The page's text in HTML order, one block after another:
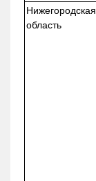
Нижегородская
область